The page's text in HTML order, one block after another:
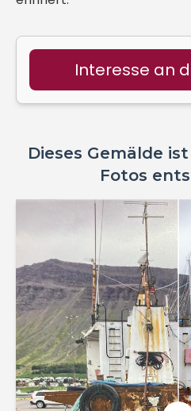
Interesse an
Dieses Gemälde
Fotos